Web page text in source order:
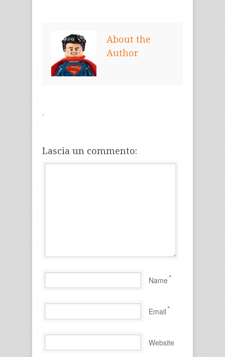
About the
Author
.
Lascia un commento:
Name*
Email*
Website